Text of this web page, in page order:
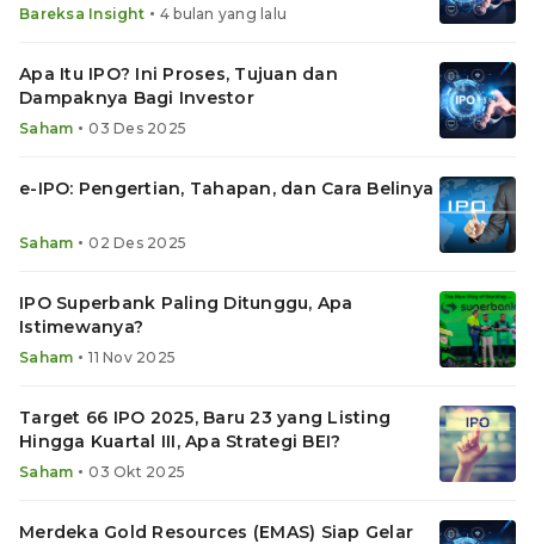
Bareksa Insight • 4 bulan yang lalu
Apa Itu IPO? Ini Proses, Tujuan dan
Dampaknya Bagi Investor
Saham • 03 Des 2025
e-IPO: Pengertian, Tahapan, dan Cara Belinya
Saham • 02 Des 2025
IPO Superbank Paling Ditunggu, Apa
Istimewanya?
Saham • 11 Nov 2025
Target 66 IPO 2025, Baru 23 yang Listing
Hingga Kuartal III, Apa Strategi BEI?
Saham • 03 Okt 2025
Merdeka Gold Resources (EMAS) Siap Gelar